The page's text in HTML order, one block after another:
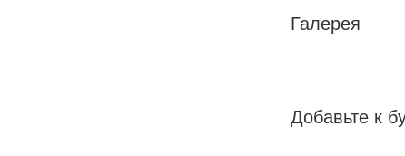
Галерея
Добавьте к